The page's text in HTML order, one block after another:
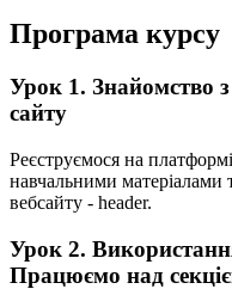
Програма курсу
Урок 1. Знайомство
сайту
Реєструємося на
навчальними
вебсайту - header.
Урок 2.
Працюємо над